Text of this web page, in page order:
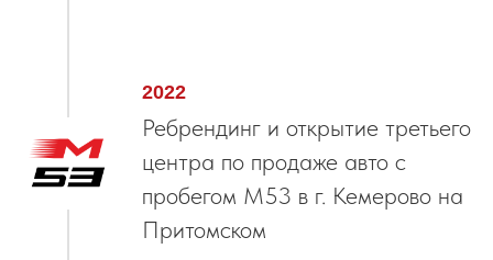
2022
Ребрендинг и открытие третьего
центра по продаже авто с
пробегом М53 в г. Кемерово на
Притомском